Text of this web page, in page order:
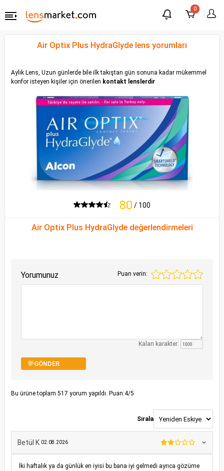
0
Air Optix Plus HydraGlyde lens yorumları
Aylık Lens, Uzun günlerde bile ilk takıştan gün sonuna kadar mükemmel
konfor isteyen kişiler için önerilen kontakt lenslerdir
80 / 100
Air Optix Plus HydraGlyde değerlendirmeleri
Yorumunuz Puan verin:
Kalan karakter:
💬GÖNDER
Bu ürüne toplam 517 yorum yapıldı. Puan:4/5
Sırala
Betül K 02.08.2026
İki haftalık ya da günlük en iyisi bu bana iyi gelmedi ayrıca gözüme